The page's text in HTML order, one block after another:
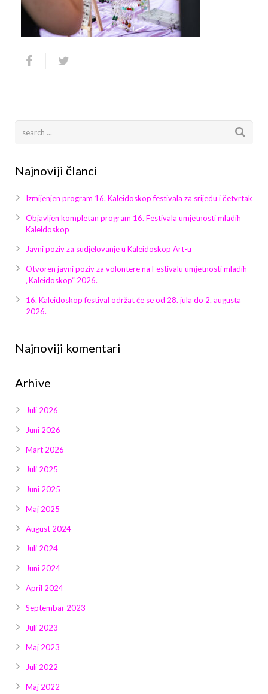
Video 2011
Video 2015
Video 2018
Galerija 2010
Galerija 2014
Galerija 2017
Galerija 2018
Galerija 2019
Galerija 2022
Galerija 2024
Galerija 2025
Arhiva
Najnoviji članci
Izmijenjen program 16. Kaleidoskop festivala za srijedu i četvrtak
Objavljen kompletan program 16. Festivala umjetnosti mladih
Kaleidoskop
Javni poziv za sudjelovanje u Kaleidoskop Art-u
Otvoren javni poziv za volontere na Festivalu umjetnosti mladih
„Kaleidoskop“ 2026.
16. Kaleidoskop festival održat će se od 28. jula do 2. augusta
2026.
Najnoviji komentari
Arhive
Juli 2026
Juni 2026
Mart 2026
Juli 2025
Juni 2025
Maj 2025
August 2024
Juli 2024
Juni 2024
April 2024
Septembar 2023
Juli 2023
Maj 2023
Juli 2022
Maj 2022